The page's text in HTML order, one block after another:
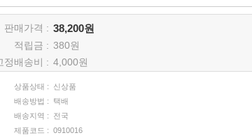
판매가격 : 38,200원
적립금 : 380원
정배송비 : 4,000원
상품상태 :
신상품
배송방법 :
택배
배송지역 :
전국
제품코드 : 0910016